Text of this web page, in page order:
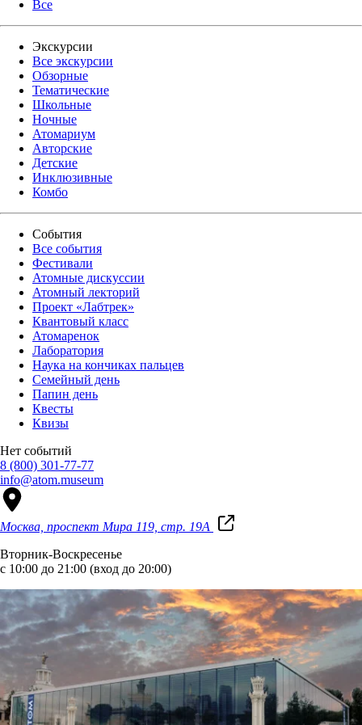
Все
Экскурсии
Все экскурсии
Обзорные
Тематические
Школьные
Ночные
Атомариум
Авторские
Детские
Инклюзивные
Комбо
События
Все события
Фестивали
Атомные дискуссии
Атомный лекторий
Проект «Лабтрек»
Квантовый класс
Атомаренок
Лаборатория
Наука на кончиках пальцев
Семейный день
Папин день
Квесты
Квизы
Нет событий
8 (800) 301-77-77
info@atom.museum
Москва, проспект Мира 119, стр. 19А
Вторник-Воскресенье
с 10:00 до 21:00 (вход до 20:00)